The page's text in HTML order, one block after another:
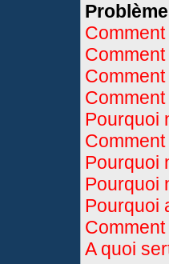
Pourquoi
Pourquoi
Pourquoi
Pourquoi
A quoi